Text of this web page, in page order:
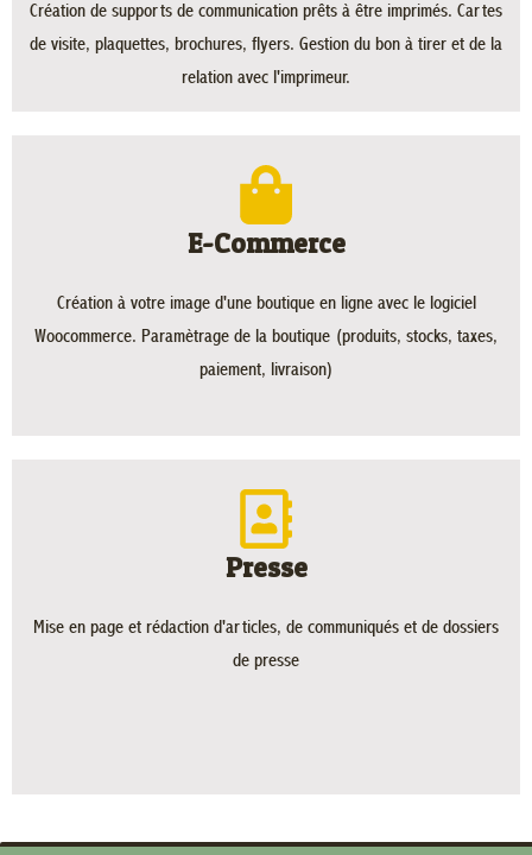
Création de supports de communication prêts à être imprimés. Cartes
de visite, plaquettes, brochures, flyers. Gestion du bon à tirer et de la
relation avec l'imprimeur.
E-Commerce
Création à votre image d'une boutique en ligne avec le logiciel
Woocommerce. Paramètrage de la boutique (produits, stocks, taxes,
paiement, livraison)
Presse
Mise en page et rédaction d'articles, de communiqués et de dossiers
de presse